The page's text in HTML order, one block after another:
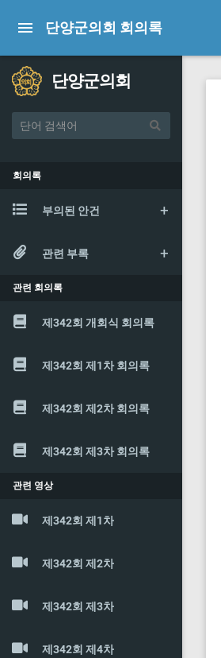
단양군의회 회의록
단양군의회
회의록
부의된 안건
관련 부록
관련 회의록
제342회 개회식 회의록
제342회 제1차 회의록
제342회 제2차 회의록
제342회 제3차 회의록
관련 영상
제342회 제1차
제342회 제2차
제342회 제3차
제342회 제4차